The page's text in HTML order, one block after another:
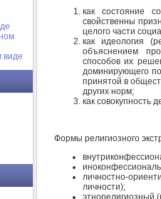
виде
как состояние
свойственны
целого части
как идеология
объяснением
способов их
доминирующего
принятой в
других норм;
как совокупность
Формы религиозного
личностно-
личности);
этнорелигиозный